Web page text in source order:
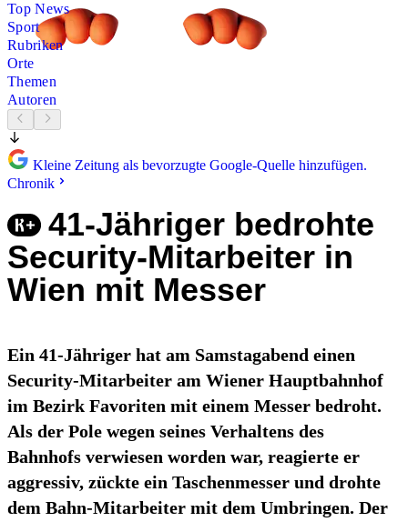
Top News
Sport
Rubriken
Orte
Themen
Autoren
Kleine Zeitung als bevorzugte Google-Quelle hinzufügen.
Chronik
41-Jähriger bedrohte
Security-Mitarbeiter in
Wien mit Messer
Ein 41-Jähriger hat am Samstagabend einen
Security-Mitarbeiter am Wiener Hauptbahnhof
im Bezirk Favoriten mit einem Messer bedroht.
Als der Pole wegen seines Verhaltens des
Bahnhofs verwiesen worden war, reagierte er
aggressiv, zückte ein Taschenmesser und drohte
dem Bahn-Mitarbeiter mit dem Umbringen. Der